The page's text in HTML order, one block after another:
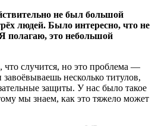
не был большой
людей. Было интересно, что не
полагаю, это небольшой
случится, но это проблема —
несколько титулов,
защиты. У нас было такое
мы знаем, как это тяжело может